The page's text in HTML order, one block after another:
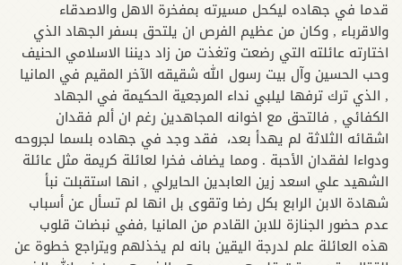
قدما في جهاده ليكحل مسيرته بمفخرة الاهل والاصدقاء
والاقرباء , وكان من عظيم الفرص ان يلتحق بسفر الجهاد الذي
اختارته عائلته التي رضعت وتغذت من زاد ديننا الاسلامي الحنيف
وحب الحسين وآل بيت رسول الله شقيقه الآخر المقيم في المانيا
, الذي ترك ترفها ليلبي نداء المرجعية الحكيمة في الجهاد
الكفائي , فالتحق مع اخوانه المجاهدين رغم ان ألم فقدان
اشقائه الثلاثة لم يهدأ بعد، فقد وجد في جهاده بلسما لجروحه
ودواءا لفقدان الأحبة . ومما يضاف فخرا لعائلة كريمة مثل عائلة
الشهيد علي اسعد زين العابدين الحايرلي , انها استقبلت نبأ
شهادة الابن الرابع بكل رضا وتقوى بل انها لم تسأل عن أسباب
عدم حضور الجنازة للابن القادم من المانيا ,ففي نبضات قلوب
هذه العائلة علم لدرجة اليقين بانه لم يخذلهم ويتراجع خطوة عن